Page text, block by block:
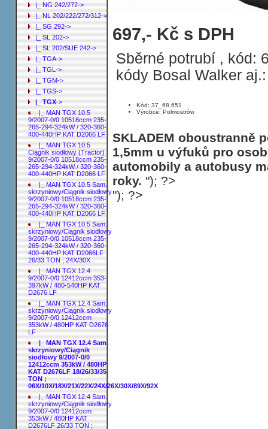
|_ NG 242/272->
|_ NL 202/222/272/312->
|_ SG 292->
|_ SL 202->
|_ SL 202/SUE 242->
|_ TGA->
|_ TGL->
|_ TGM->
|_ TGS->
|_ TGX->
|_ MAN TGX 10.5
9/2007-0/0 10518ccm 235-
265-294-324kW / 320-360-
400-440HP KAT D2066 LF
|_ MAN TGX 10.5
Ciągnik siodłowy (Tractor)
9/2007-0/0 10518ccm 235-
265-294-324kW / 320-360-
400-440HP KAT D2066 LF
|_ MAN TGX 10.5 Sam.
skrzyniowy/Ciągnik siodłowy
9/2007-0/0 10518ccm 235-
265-294-324kW / 320-360-
400-440HP KAT D2066 LF
|_ MAN TGX 10.5 Sam.
skrzyniowy/Ciągnik siodłowy
9/2007-0/0 10518ccm 235-
265-294-324kW / 320-360-
400-440HP KAT D2066LF
26/33 TON ; 24X/30X
|_ MAN TGX 12.4
9/2007-0/0 12412ccm 353-
397kW / 480-540HP KAT
D2676 LF
|_ MAN TGX 12.4 Sam.
skrzyniowy/Ciągnik siodłowy
9/2007-0/0 12412ccm
353kW / 480HP KAT D2676
LF
|_ MAN TGX 12.4 Sam.
skrzyniowy/Ciągnik
siodłowy 9/2007-0/0
12412ccm 353kW / 480HP
KAT D2676LF 18/26/33/35
TON ;
06X/10X/18X/21X/22X/24X/26X/30X/89X/92X
|_ MAN TGX 12.4 Sam.
skrzyniowy/Ciągnik siodłowy
9/2007-0/0 12412ccm
353kW / 480HP KAT
D2676LF 26/33 TON ;
Sběrné potrubí MAN TGX 12.4 Sam.
18/26/33/35 TON ; 06X/10X/18X/21X/
697,- Kč s DPH
Sběrné potrubí , kód:
kódy Bosal Walker
Kód: 37_68.651
Výrobce: Polmostrów
SKLADEM oboustranně
1,5mm u výfuků pro
automobily a autobusy
roky. "); ?>
"); ?>